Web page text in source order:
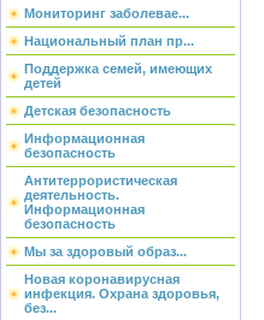
Мониторинг заболевае...
Национальный план пр...
Поддержка семей, имеющих
детей
Детская безопасность
Информационная
безопасность
Антитеррористическая
деятельность.
Информационная
безопасность
Мы за здоровый образ...
Новая коронавирусная
инфекция. Охрана здоровья,
без...